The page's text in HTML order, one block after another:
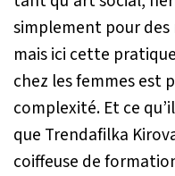
simplement pour des
mais ici cette
chez les femmes est
complexité. Et ce
que Trendafilka
coiffeuse de